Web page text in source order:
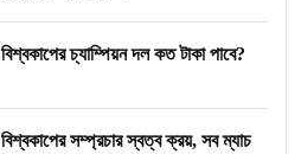
বিশ্বকাপের চ্যাম্পিয়ন দল কত টাকা পাবে?
বিশ্বকাপের সম্প্রচার স্বত্ব ক্রয়, সব ম্যাচ